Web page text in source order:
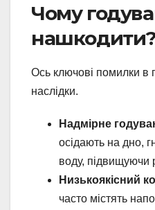
Чому
Ось ключові помилки в
наслідки.
Надмірне
осідають на дно,
воду, підвищуючи
Низькоякісний
часто містять